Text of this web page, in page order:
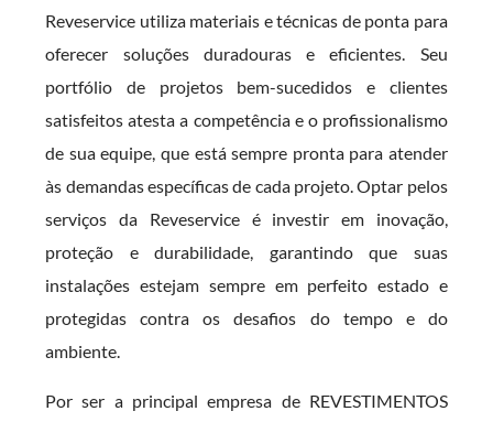
Reveservice utiliza materiais e técnicas de ponta para
oferecer soluções duradouras e eficientes. Seu
portfólio de projetos bem-sucedidos e clientes
satisfeitos atesta a competência e o profissionalismo
de sua equipe, que está sempre pronta para atender
às demandas específicas de cada projeto. Optar pelos
serviços da Reveservice é investir em inovação,
proteção e durabilidade, garantindo que suas
instalações estejam sempre em perfeito estado e
protegidas contra os desafios do tempo e do
ambiente.
Por ser a principal empresa de REVESTIMENTOS